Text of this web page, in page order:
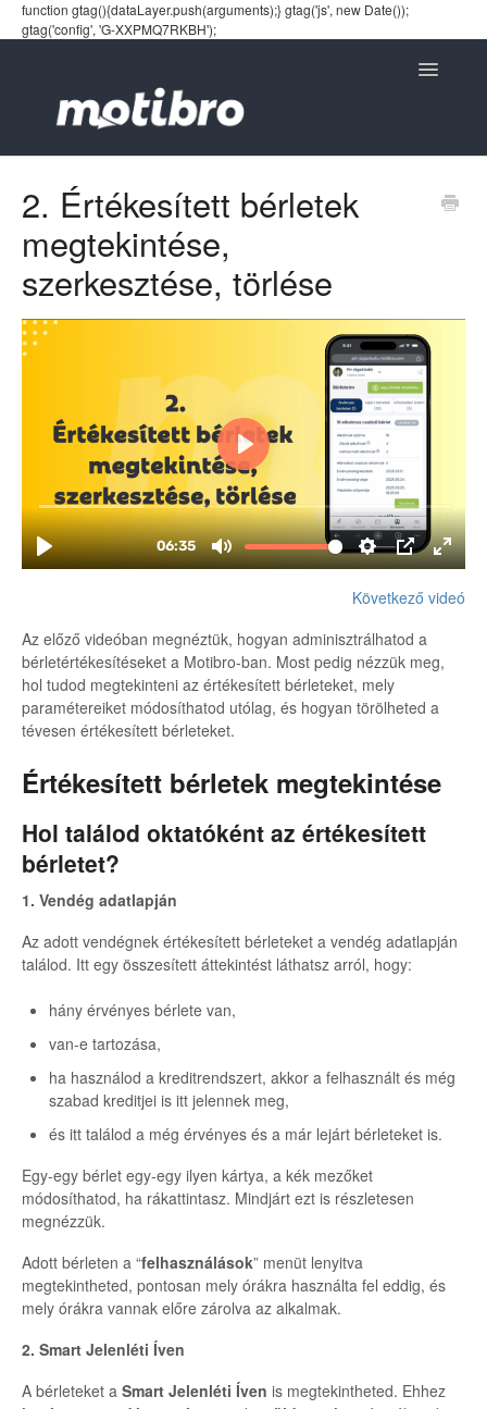
function gtag(){dataLayer.push(arguments);} gtag('js', new Date());
gtag('config', 'G-XXPMQ7RKBH');
Toggle
2. Értékesített bérletek
megtekintése,
szerkesztése, törlése
Következő videó
Az előző videóban megnéztük, hogyan adminisztrálhatod a
bérletértékesítéseket a Motibro-ban. Most pedig nézzük meg,
hol tudod megtekinteni az értékesített bérleteket, mely
paramétereiket módosíthatod utólag, és hogyan törölheted a
tévesen értékesített bérleteket.
Értékesített bérletek megtekintése
Hol találod oktatóként az értékesített
bérletet?
1. Vendég adatlapján
Az adott vendégnek értékesített bérleteket a vendég adatlapján
találod. Itt egy összesített áttekintést láthatsz arról, hogy:
hány érvényes bérlete van,
van-e tartozása,
ha használod a kreditrendszert, akkor a felhasznált és még
szabad kreditjei is itt jelennek meg,
és itt találod a még érvényes és a már lejárt bérleteket is.
Egy-egy bérlet egy-egy ilyen kártya, a kék mezőket
módosíthatod, ha rákattintasz. Mindjárt ezt is részletesen
megnézzük.
Adott bérleten a “felhasználások” menüt lenyitva
megtekintheted, pontosan mely órákra használta fel eddig, és
mely órákra vannak előre zárolva az alkalmak.
2. Smart Jelenléti Íven
A bérleteket a Smart Jelenléti Íven is megtekintheted. Ehhez